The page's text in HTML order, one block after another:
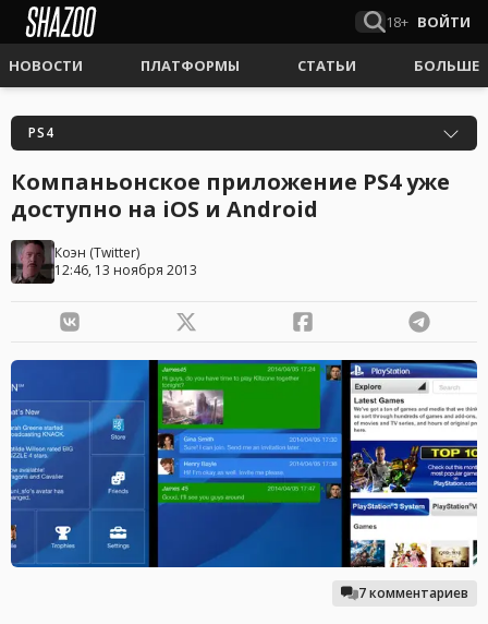
18+ ВОЙТИ
НОВОСТИ ПЛАТФОРМЫ СТАТЬИ БОЛЬШЕ
PS4
Компаньонское приложение PS4 уже
доступно на iOS и Android
Коэн (Twitter)
12:46, 13 ноября 2013
7 комментариев